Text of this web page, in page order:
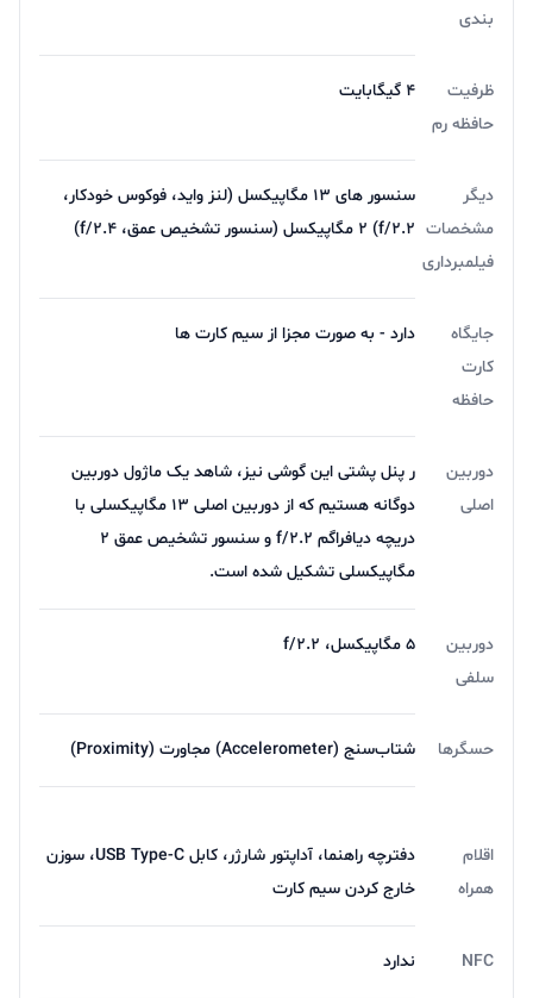
بندی
ظرفیت
حافظه رم
4 گیگابایت
دیگر
مشخصات
فیلمبرداری
سنسور های 13 مگاپیکسل (لنز واید، فوکوس خودکار،
f/2.2) 2 مگاپیکسل (سنسور تشخیص عمق، f/2.4)
جایگاه
کارت
حافظه
دارد - به صورت مجزا از سیم کارت ها
دوربین
اصلی
ر پنل پشتی این گوشی نیز، شاهد یک ماژول دوربین
دوگانه هستیم که از دوربین اصلی ۱۳ مگاپیکسلی با
دریچه دیافراگم f/2.2 و سنسور تشخیص عمق ۲
مگاپیکسلی تشکیل شده است.
دوربین
سلفی
5 مگاپیکسل، f/2.2
حسگرها شتاب‌سنج (Accelerometer) مجاورت (Proximity)
اقلام
همراه
دفترچه‌ راهنما، آداپتور شارژر، کابل USB Type-C، سوزن
خارج کردن سیم کارت
NFC ندارد